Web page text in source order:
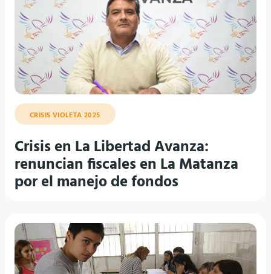
CRISIS VIOLETA 2025
Crisis en La Libertad Avanza:
renuncian fiscales en La Matanza
por el manejo de fondos